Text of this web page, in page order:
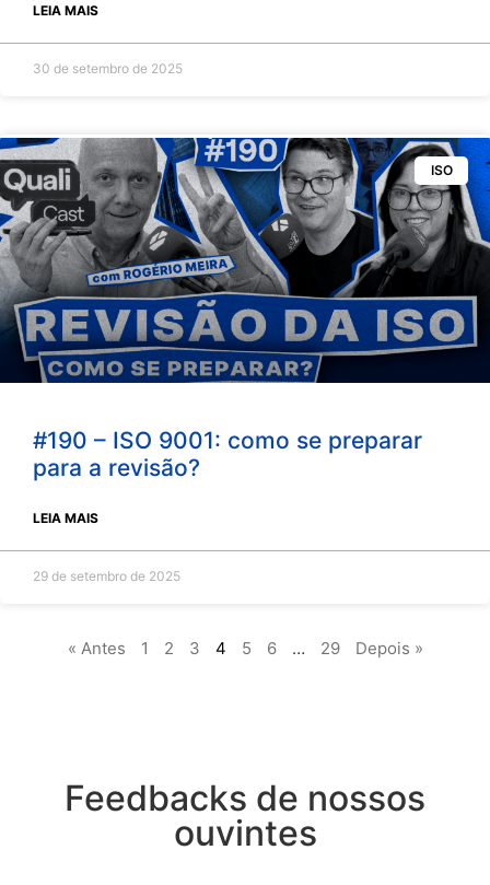
LEIA MAIS
30 de setembro de 2025
ISO
#190 – ISO 9001: como se preparar
para a revisão?
LEIA MAIS
29 de setembro de 2025
« Antes 1 2 3 4 5 6 … 29 Depois »
Feedbacks de nossos
ouvintes